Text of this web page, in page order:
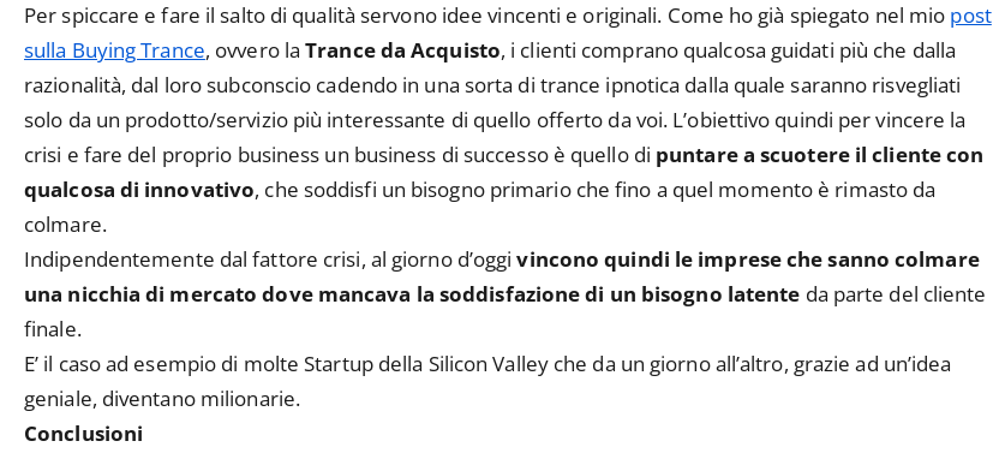
Per spiccare e fare il salto di qualità servono idee vincenti e originali. Come ho già spiegato nel mio post
sulla Buying Trance, ovvero laTrance da Acquisto, i clienti comprano qualcosa guidati più che dalla
razionalità, dal loro subconscio cadendo in una sorta di trance ipnotica dalla quale saranno risvegliati
solo da un prodotto/servizio più interessante di quello offerto da voi. L’obiettivo quindi per vincere la
crisi e fare del proprio business un business di successo è quello di puntare a scuotere il cliente con
qualcosa di innovativo, che soddisfi un bisogno primario che fino a quel momento è rimasto da
colmare.
Indipendentemente dal fattore crisi, al giorno d’oggivincono quindi le imprese che sanno colmare
una nicchia di mercato dove mancava la soddisfazione di un bisogno latente da parte del cliente
finale.
E’ il caso ad esempio di molte Startup della Silicon Valley che da un giorno all’altro, grazie ad un’idea
geniale, diventano milionarie.
Conclusioni